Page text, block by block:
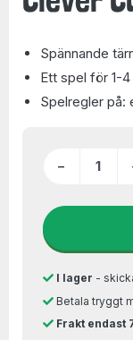
Spännande
Ett spel för 1-
Spelregler på:
−
I lager -
Betala tryggt
Frakt endast